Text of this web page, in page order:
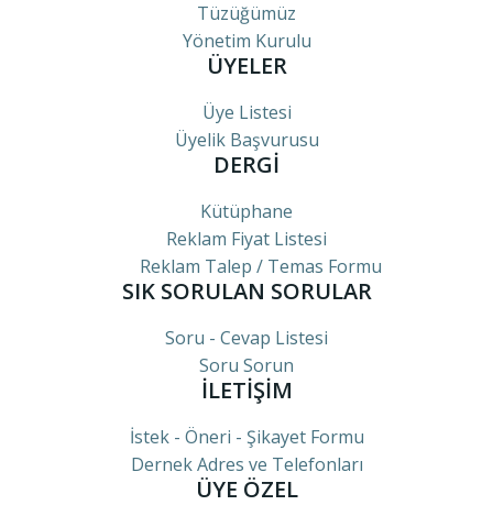
Tüzüğümüz
Yönetim Kurulu
ÜYELER
Üye Listesi
Üyelik Başvurusu
DERGİ
Kütüphane
Reklam Fiyat Listesi
Reklam Talep / Temas Formu
SIK SORULAN SORULAR
Soru - Cevap Listesi
Soru Sorun
İLETİŞİM
İstek - Öneri - Şikayet Formu
Dernek Adres ve Telefonları
ÜYE ÖZEL